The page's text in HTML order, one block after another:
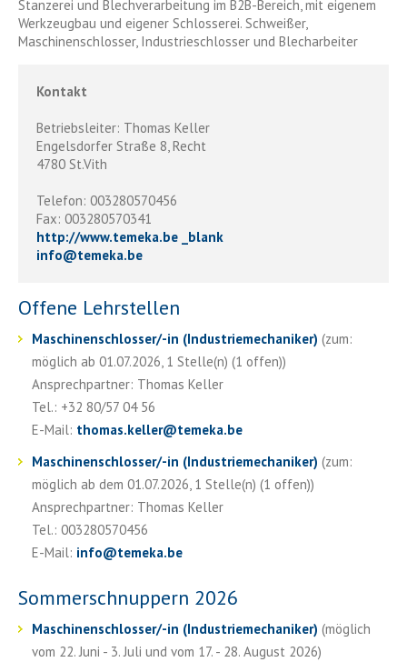
Stanzerei und Blechverarbeitung im B2B-Bereich, mit eigenem
Werkzeugbau und eigener Schlosserei. Schweißer,
Maschinenschlosser, Industrieschlosser und Blecharbeiter
Kontakt
Betriebsleiter: Thomas Keller
Engelsdorfer Straße 8, Recht
4780 St.Vith
Telefon: 003280570456
Fax: 003280570341
http://www.temeka.be _blank
info@temeka.be
Offene Lehrstellen
Maschinenschlosser/-in (Industriemechaniker) (zum:
möglich ab 01.07.2026, 1 Stelle(n) (1 offen))
Ansprechpartner: Thomas Keller
Tel.: +32 80/57 04 56
E-Mail: thomas.keller@temeka.be
Maschinenschlosser/-in (Industriemechaniker) (zum:
möglich ab dem 01.07.2026, 1 Stelle(n) (1 offen))
Ansprechpartner: Thomas Keller
Tel.: 003280570456
E-Mail: info@temeka.be
Sommerschnuppern 2026
Maschinenschlosser/-in (Industriemechaniker) (möglich
vom 22. Juni - 3. Juli und vom 17. - 28. August 2026)